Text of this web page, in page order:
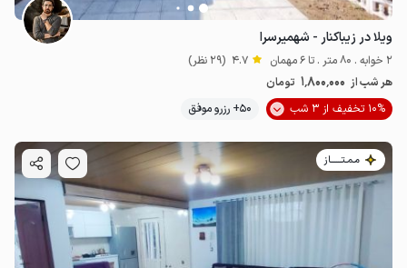
میلیون ت 4.8
ویلا در زیباکنار - شهمیرسرا
2 خوابه . 80 متر . تا 6 مهمان 4.7 (29 نظر)
هر شب از 1٬800٬000 تومان
10% تخفیف از 3 شب
50+ رزرو موفق
مـمـتــــــاز